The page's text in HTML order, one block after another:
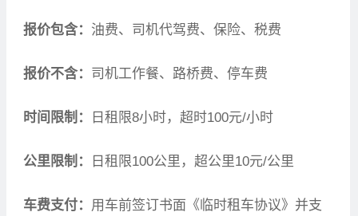
报价包含： 油费、司机代驾费、保险、税费
报价不含： 司机工作餐、路桥费、停车费
时间限制： 日租限8小时，超时100元/小时
公里限制： 日租限100公里，超公里10元/公里
车费支付： 用车前签订书面《临时租车协议》并支